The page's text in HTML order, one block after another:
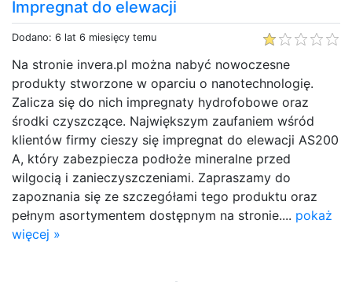
Impregnat do elewacji
Dodano: 6 lat 6 miesięcy temu
Na stronie invera.pl można nabyć nowoczesne
produkty stworzone w oparciu o nanotechnologię.
Zalicza się do nich impregnaty hydrofobowe oraz
środki czyszczące. Największym zaufaniem wśród
klientów firmy cieszy się impregnat do elewacji AS200
A, który zabezpiecza podłoże mineralne przed
wilgocią i zanieczyszczeniami. Zapraszamy do
zapoznania się ze szczegółami tego produktu oraz
pełnym asortymentem dostępnym na stronie.... pokaż
więcej »